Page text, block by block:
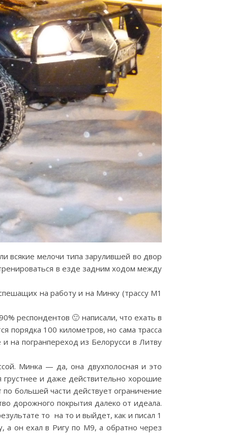
всякие мелочи типа зарулившей во двор
в езде задним ходом между
на работу и на Минку (трассу М1
респондентов 🙂 написали, что ехать в
порядка 100 километров, но сама трасса
на погранпереход из Белорусси в Литву
Минка — да, она двухполосная и это
грустнее и даже действительно хорошие
большей части действует ограничение
дорожного покрытия далеко от идеала.
то на то и выйдет, как и писал 1
а он ехал в Ригу по М9, а обратно через